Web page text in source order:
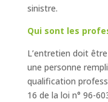
sinistre.
Qui sont les
L’entretien doit
une personne
qualification
16 de la loi n° 96-